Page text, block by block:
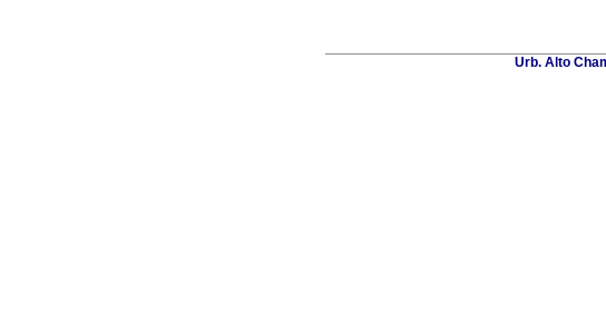
Urb. Alto